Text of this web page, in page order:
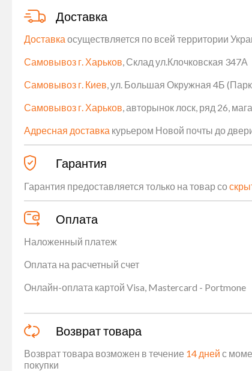
Доставка
Доставка осуществляется по всей территории
Самовывоз г. Харьков, Склад ул.Клочковская 347А
Самовывоз г. Киев, ул. Большая Окружная 4Б
Самовывоз г. Харьков, авторынок лоск, ряд 26,
Адресная доставка курьером Новой почты до
Гарантия
Гарантия предоставляется только на товар со
Оплата
Наложенный платеж
Оплата на расчетный счет
Онлайн-оплата картой Visa, Mastercard - Portmone
Возврат товара
Возврат товара возможен в течение 14 дней с
покупки